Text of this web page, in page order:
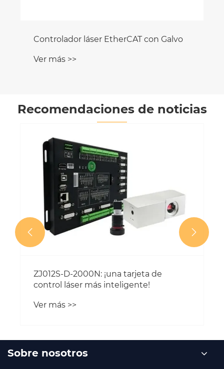
Controlador láser EtherCAT con Galvo
Ver más >>
Recomendaciones de noticias
ZJ012S-D-2000N: ¡una tarjeta de
control láser más inteligente!
Ver más >>
 
Sobre nosotros